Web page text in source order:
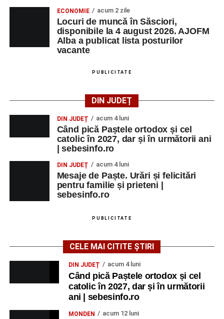
ECONOMIE acum 2 zile
Locuri de muncă în Săsciori,
disponibile la 4 august 2026. AJOFM
Alba a publicat lista posturilor
vacante
PUBLICITATE
DIN JUDEȚ
DIN JUDEȚ acum 4 luni
Când pică Paștele ortodox și cel
catolic în 2027, dar și în următorii ani
| sebesinfo.ro
DIN JUDEȚ acum 4 luni
Mesaje de Paște. Urări și felicitări
pentru familie și prieteni |
sebesinfo.ro
PUBLICITATE
CELE MAI CITITE ȘTIRI
DIN JUDEȚ acum 4 luni
Când pică Paștele ortodox și cel
catolic în 2027, dar și în următorii
ani | sebesinfo.ro
MONDEN acum 12 luni